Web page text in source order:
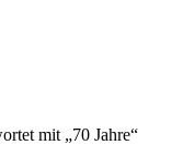
mit „70 Jahre“